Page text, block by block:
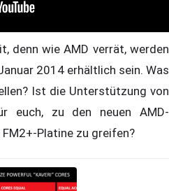
denn wie AMD verrät, werden
2014 erhältlich sein. Was
Ist die Unterstützung von
euch, zu den neuen AMD-
Platine zu greifen?